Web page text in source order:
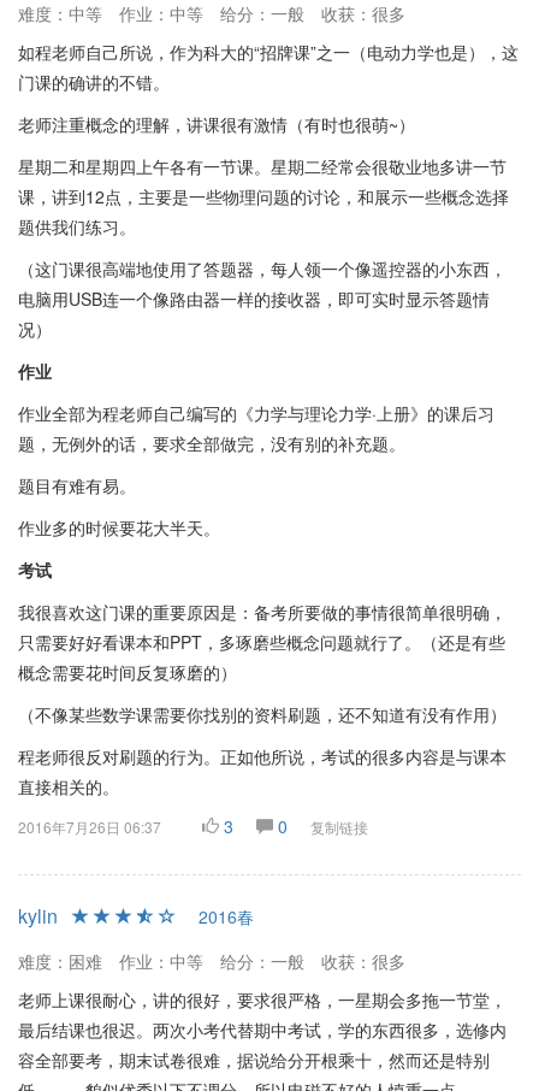
难度：中等
作业：中等 给分：一般
收获：很多
如程老师自己所说，作为科大的“招牌课”之一（电动力学也是），这
门课的确讲的不错。
老师注重概念的理解，讲课很有激情（有时也很萌~）
星期二和星期四上午各有一节课。星期二经常会很敬业地多讲一节
课，讲到12点，主要是一些物理问题的讨论，和展示一些概念选择
题供我们练习。
（这门课很高端地使用了答题器，每人领一个像遥控器的小东西，
电脑用USB连一个像路由器一样的接收器，即可实时显示答题情
况）
作业
​作业全部为程老师自己编写的《力学与理论力学·上册》的课后习
题，无例外的话，要求全部做完，没有别的补充题。
题目有难有易。
作业多的时候要花大半天。
考试
​我很喜欢这门课的重要原因是：备考所要做的事情很简单很明确，
只需要好好看课本和PPT，多琢磨些概念问题就行了。（还是有些
概念需要花时间反复琢磨的）
（不像某些数学课需要你找别的资料刷题，还不知道有没有作用）
程老师很反对刷题的行为。正如他所说，考试的很多内容是与课本
直接相关的。
2016年7月26日 06:37 3 0 复制链接
kylin
2016春
难度：困难
作业：中等 给分：一般
收获：很多
老师上课很耐心，讲的很好，要求很严格，一星期会多拖一节堂，
最后结课也很迟。两次小考代替期中考试，学的东西很多，选修内
容全部要考，期末试卷很难，据说给分开根乘十，然而还是特别